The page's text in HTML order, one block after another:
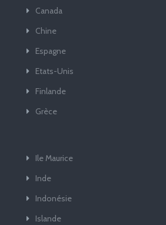
Canada
Chine
Espagne
Etats-Unis
Finlande
Grèce
Ile Maurice
Inde
Indonésie
Islande